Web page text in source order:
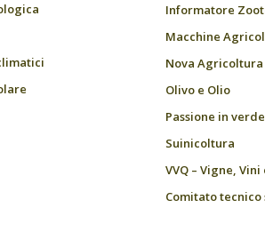
Informatore
Macchine
Nova Agricoltura
Olivo e Olio
Passione in verde
Suinicoltura
VVQ – Vigne,
Comitato